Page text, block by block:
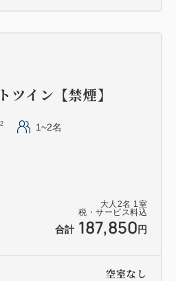
大人 2名 1 室
税・サービス料込
合計 187,850 円
ツイン【禁煙】
2 1~2名
空室なし